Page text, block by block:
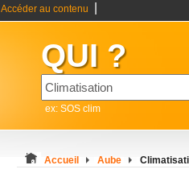
Accéder au contenu
QUI ?
ex: SOS clim
Accueil Aube